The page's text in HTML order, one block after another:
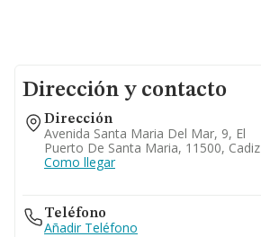
Dirección y contacto
Dirección
Avenida Santa Maria Del Mar, 9, El
Puerto De Santa Maria, 11500, Cadiz
Como llegar
Teléfono
Añadir Teléfono